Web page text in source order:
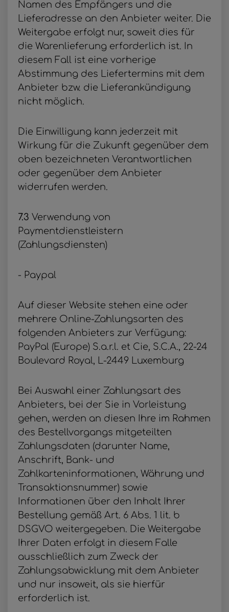
Namen des Empfängers und die
Lieferadresse an den Anbieter weiter. Die
Weitergabe erfolgt nur, soweit dies für
die Warenlieferung erforderlich ist. In
diesem Fall ist eine vorherige
Abstimmung des Liefertermins mit dem
Anbieter bzw. die Lieferankündigung
nicht möglich.
Die Einwilligung kann jederzeit mit
Wirkung für die Zukunft gegenüber dem
oben bezeichneten Verantwortlichen
oder gegenüber dem Anbieter
widerrufen werden.
7.3 Verwendung von
Paymentdienstleistern
(Zahlungsdiensten)
- Paypal
Auf dieser Website stehen eine oder
mehrere Online-Zahlungsarten des
folgenden Anbieters zur Verfügung:
PayPal (Europe) S.a.r.l. et Cie, S.C.A., 22-24
Boulevard Royal, L-2449 Luxemburg
Bei Auswahl einer Zahlungsart des
Anbieters, bei der Sie in Vorleistung
gehen, werden an diesen Ihre im Rahmen
des Bestellvorgangs mitgeteilten
Zahlungsdaten (darunter Name,
Anschrift, Bank- und
Zahlkarteninformationen, Währung und
Transaktionsnummer) sowie
Informationen über den Inhalt Ihrer
Bestellung gemäß Art. 6 Abs. 1 lit. b
DSGVO weitergegeben. Die Weitergabe
Ihrer Daten erfolgt in diesem Falle
ausschließlich zum Zweck der
Zahlungsabwicklung mit dem Anbieter
und nur insoweit, als sie hierfür
erforderlich ist.